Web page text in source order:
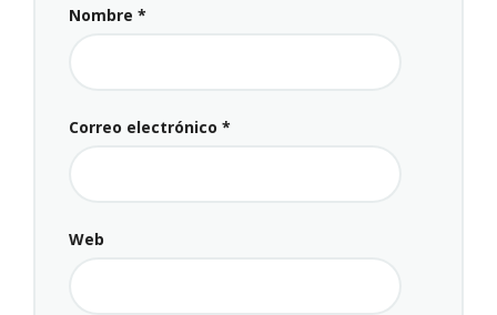
Nombre *
Correo electrónico *
Web